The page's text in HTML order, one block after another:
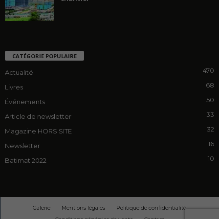
CATÉGORIE POPULAIRE
Actualité 470
Livres 68
Événements 50
Article de newsletter 33
Magazine HORS SITE 32
Newsletter 16
Batimat 2022 10
Galerie Mentions légales
Politique de confidentialité